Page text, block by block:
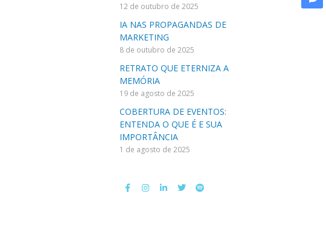
12 de outubro de 2025
IA NAS PROPAGANDAS DE
MARKETING
8 de outubro de 2025
RETRATO QUE ETERNIZA A
MEMÓRIA
19 de agosto de 2025
COBERTURA DE EVENTOS:
ENTENDA O QUE É E SUA
IMPORTÂNCIA
1 de agosto de 2025